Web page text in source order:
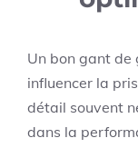
Un bon gant
influencer la
détail souvent
dans la